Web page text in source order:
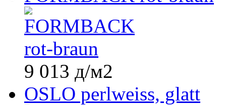
9 013 д/м2
OSLO perlweiss, glatt